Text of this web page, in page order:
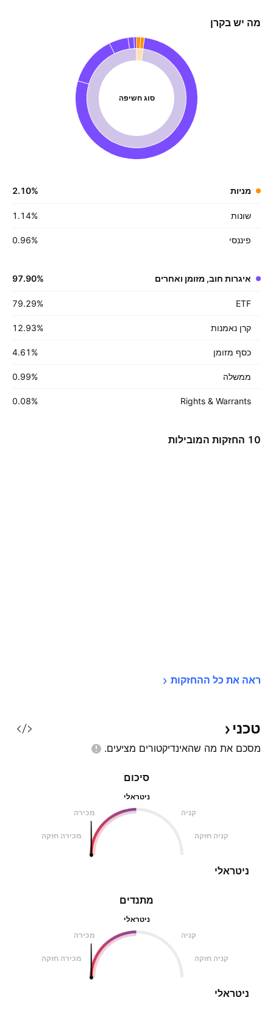
מה יש בקרן
סוג חשיפה
מניות‏ ‪2.10‬%
שונות ‪1.14‬%
פיננסי ‪0.96‬%
איגרות חוב, מזומן ואחרים ‪97.90‬%
ETF
‪79.29‬%
קרן נאמנות ‪12.93‬%
כסף מזומן ‪4.61‬ %
ממשלה ‪0.99‬%
Rights & Warrants
‪0.08‬%
10 החזקות המובילות
ראה את כל ההחזקות
טכני
מסכם את מה שהאינדיקטורים מציעים.
מתנדים
ניטראלי
מכירה
קניה
מכירה חזקה קניה חזקה
ניטראלי
סיכום
ניטראלי
מכירה
קניה
מכירה חזקה קניה חזקה
ניטראלי